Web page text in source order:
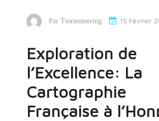
Par Tiorienteering 15 Février
Exploration de
l’Excellence: La
Cartographie
Française à